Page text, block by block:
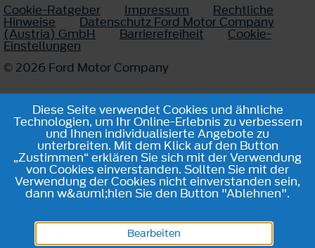
Cookie-Ratgeber Impressum Rechtliche
Hinweise Datenschutz Ford Motor Company
(Austria) GmbH Barrierefreiheit Cookie-
Einstellungen
© 2026 Ford Motor Company
Diese Seite verwendet Cookies und ähnliche
Technologien, um Ihr Online-Erlebnis zu verbessern
und Ihnen individualisierte Angebote zu
unterbreiten. Mit dem Klick auf den Button
„Zustimmen“ erklären Sie sich mit der Verwendung
von Cookies einverstanden. Sollten Sie mit der
Verwendung der Cookies nicht einverstanden sein,
dann w&auml;hlen Sie den Button "Ablehnen".
Bearbeiten